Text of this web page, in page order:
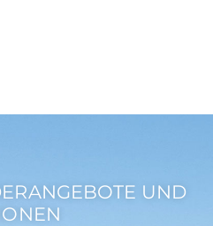
UND